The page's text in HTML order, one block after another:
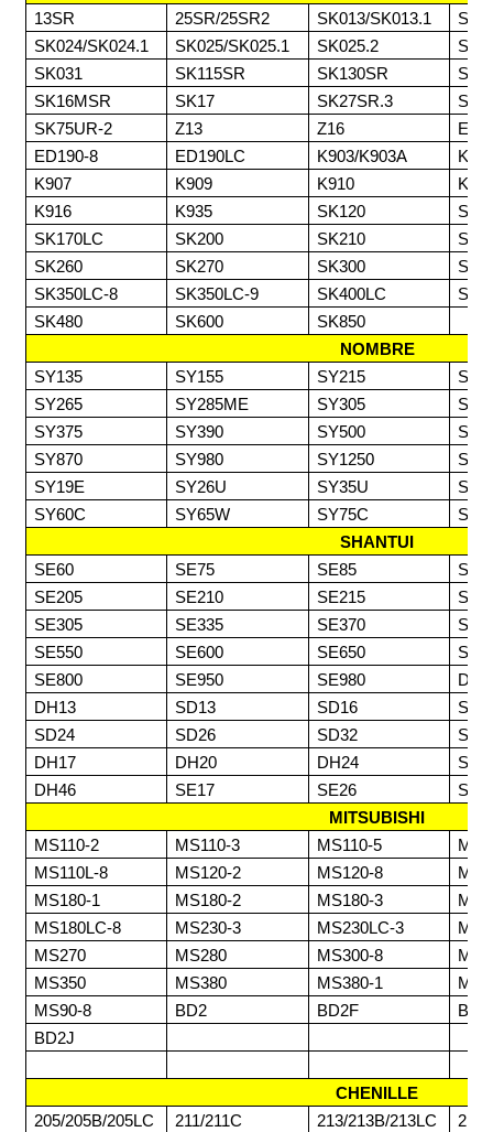
13SR
25SR/25SR2 SK013/SK013.1
SK024/SK024.1
SK025/SK025.1 SK025.2
SK031
SK115SR SK130SR
SK16MSR
SK17 SK27SR.3
SK75UR-2
Z13 Z16
ED190-8
ED190LC K903/K903A
K907
K909 K910
K916
K935 SK120
SK170LC
SK200 SK210
SK260
SK270 SK300
SK350LC-8
SK350LC-9 SK400LC
SK480
SK600
SK850
NOMBRE
SY135
SY155 SY215
SY265
SY285ME SY305
SY375
SY390 SY500
SY870
SY980 SY1250
SY19E
SY26U SY35U
SY60C
SY65W SY75C
SHANTUI
SE60
SE75 SE85
SE205
SE210 SE215
SE305
SE335 SE370
SE550
SE600 SE650
SE800
SE950 SE980
DH13
SD13 SD16
SD24
SD26 SD32
DH17
DH20 DH24
DH46
SE17 SE26
MITSUBISHI
MS110-2
MS110-3 MS110-5
MS110L-8
MS120-2 MS120-8
MS180-1
MS180-2 MS180-3
MS180LC-8
MS230-3 MS230LC-3
MS270
MS280 MS300-8
MS350
MS380 MS380-1
MS90-8
BD2 BD2F
BD2J
CHENILLE
205/205B/205LC
211/211C 213/213B/213LC
215/